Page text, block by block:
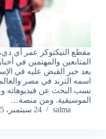
مقطع التيكتوكر عمر أي
المتابعين والمهتمين في
بعد خبر القبض عليه في
اسمه الترند في مصر
نسب البحث عن فيديوهاته
الموسيقية. ومن منصة…
salma
24 سبتمبر، 2025